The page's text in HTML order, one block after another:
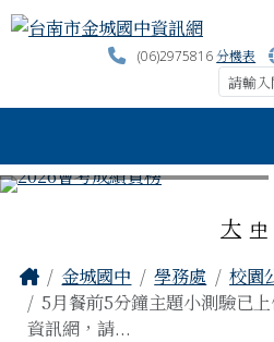
跳至主內容區
台南市金城國中資訊網
(06)2975816分機表
大 中
主內容區域
Home
金城國中 學務處
校園
5月餐前5分鐘主題小測驗已
資訊網，請...
頁尾區域